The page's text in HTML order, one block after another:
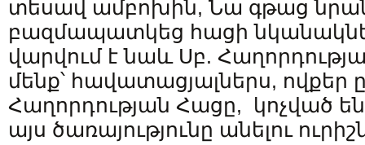
տեսավ ամբոխին, Նա գթաց
բազմապատկեց հացի
վարվում է նաև Սբ.
մենք՝ հավատացյալներս, ովքեր
Հաղորդության Հացը, կոչված
այս ծառայությունը անելու